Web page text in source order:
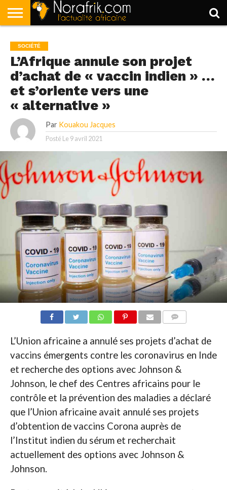
POLITIQUE
SOCIÉTÉ
ECONOMIE
SPORT
LIFESTYLE
SOCIÉTÉ
L’Afrique annule son projet
d’achat de « vaccin indien » …
et s’oriente vers une
« alternative »
Par Kouakou Jacques
Posté Le 9 avril 2021
L’Union africaine a annulé ses projets d’achat de
vaccins émergents contre les coronavirus en Inde
et recherche des options avec Johnson &
Johnson, le chef des Centres africains pour le
contrôle et la prévention des maladies a déclaré
que l’Union africaine avait annulé ses projets
d’obtention de vaccins Corona auprès de
l’Institut indien du sérum et recherchait
actuellement des options avec Johnson &
Johnson.